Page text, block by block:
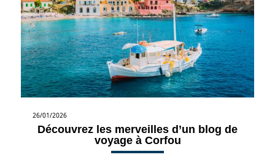
26/01/2026
Découvrez les merveilles d’un blog de
voyage à Corfou